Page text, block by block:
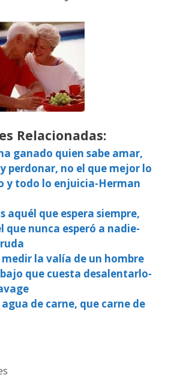
Relacionadas:
ganado quien sabe amar,
perdonar, no el que mejor lo
y todo lo enjuicia-Herman
aquél que espera siempre,
que nunca esperó a nadie-
medir la valía de un hombre
que cuesta desalentarlo-
de carne, que carne de